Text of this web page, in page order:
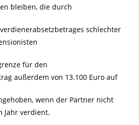
bleiben, die durch
schlechter
für den
außerdem von 13.100 Euro auf
wenn der Partner nicht
Jahr verdient.